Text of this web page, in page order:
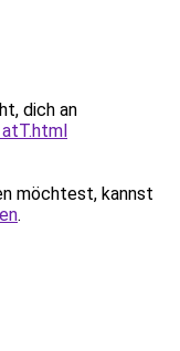
dich an
möchtest, kannst
.